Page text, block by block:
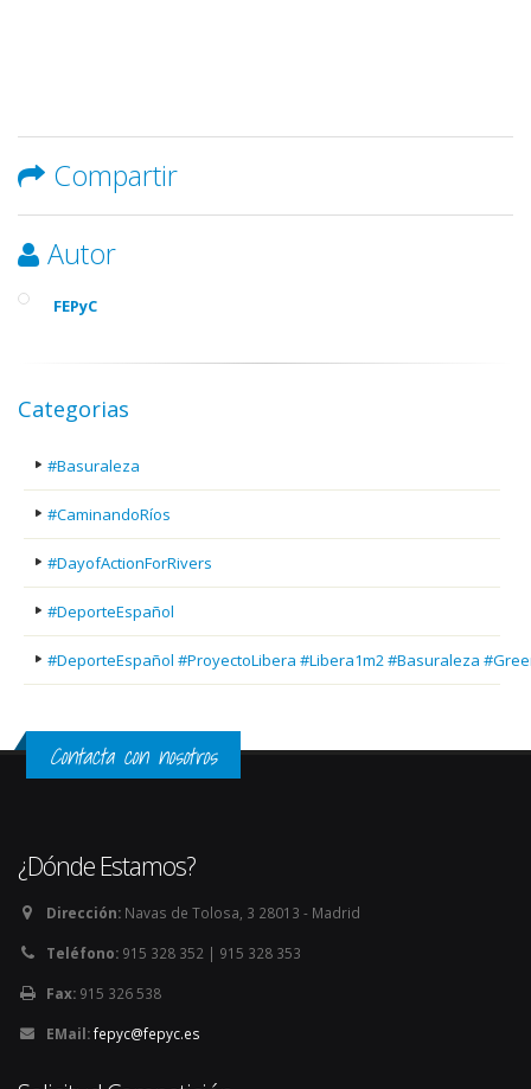
Compartir
Autor
FEPyC
Categorias
#Basuraleza
#CaminandoRíos
#DayofActionForRivers
#DeporteEspañol
#DeporteEspañol #ProyectoLibera #Libera1m2 #Basuraleza
Contacta con nosotros
¿Dónde Estamos?
Dirección: Navas de Tolosa, 3 28013 - Madrid
Teléfono: 915 328 352 | 915 328 353
Fax: 915 326 538
EMail:fepyc@fepyc.es